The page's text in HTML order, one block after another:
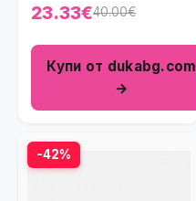
23.33€40.00€
Купи от dukabg.com
→
-42%